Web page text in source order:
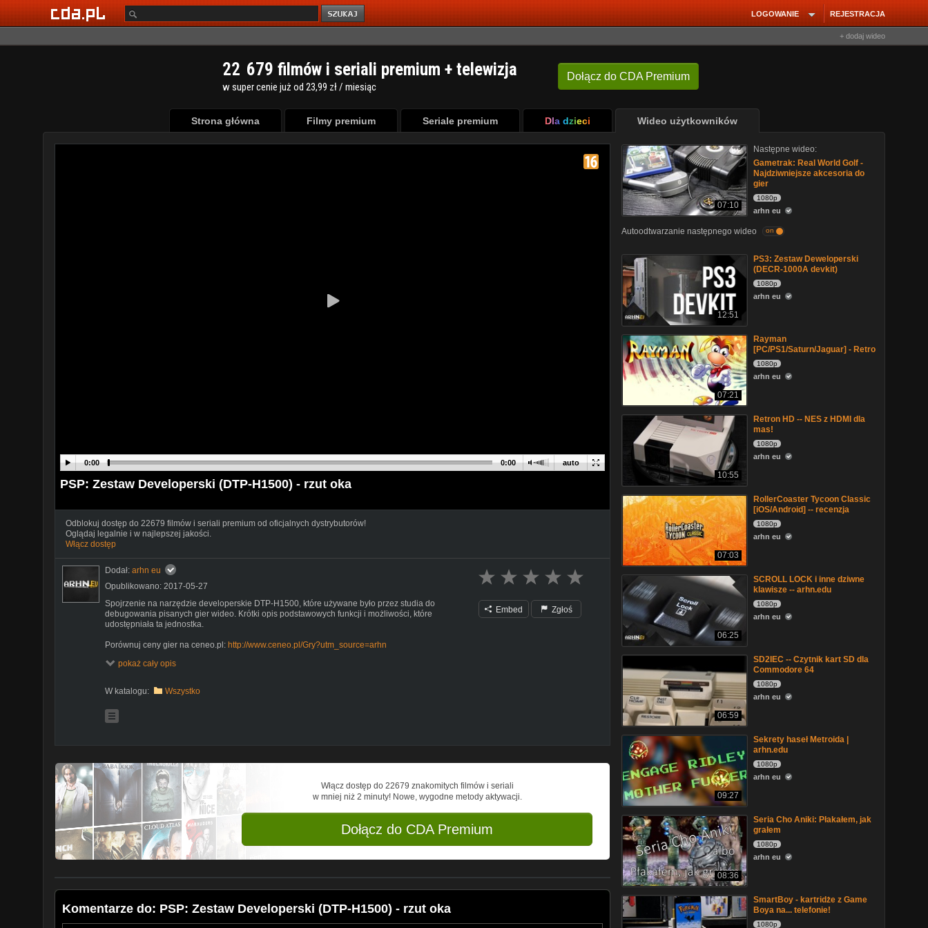
REJESTRACJA
LOGOWANIE
+ dodaj wideo
Dołącz do CDA Premium
22 679 filmów i seriali premium + telewizja
w super cenie już od 23,99 zł / miesiąc
Strona główna Filmy premium Seriale premium Dla dzieci Wideo użytkowników
auto
0:00 0:00
PSP: Zestaw Developerski (DTP-H1500) - rzut oka
Odblokuj dostęp do 22679 filmów i seriali premium od oficjalnych dystrybutorów!
Oglądaj legalnie i w najlepszej jakości.
Włącz dostęp
Dodał: arhn eu
Opublikowano: 2017-05-27
Spojrzenie na narzędzie developerskie DTP-H1500, które używane było przez studia do
debugowania pisanych gier wideo. Krótki opis podstawowych funkcji i możliwości, które
udostępniała ta jednostka.
Porównuj ceny gier na ceneo.pl: http://www.ceneo.pl/Gry?utm_source=arhn
Wspomóż nasz rozwój:
---
Po więcej recenzji, wywiadów i rozpakowań zapraszamy na
Odwiedź również nasze nowe forum pod
pokaż cały opis
W katalogu: Wszystko
Embed Zgłoś
Włącz dostęp do 22679 znakomitych filmów i seriali
w mniej niż 2 minuty! Nowe, wygodne metody aktywacji.
Dołącz do CDA Premium
Komentarze do: PSP: Zestaw Developerski (DTP-H1500) - rzut oka
07:10
Następne wideo:
Gametrak: Real World Golf -
Najdziwniejsze akcesoria do
gier
1080p
arhn eu
Autoodtwarzanie następnego wideo on
12:51
PS3: Zestaw Deweloperski
(DECR-1000A devkit)
1080p
arhn eu
07:21
Rayman
[PC/PS1/Saturn/Jaguar] - Retro
1080p
arhn eu
10:55
Retron HD -- NES z HDMI dla
mas!
1080p
arhn eu
07:03
RollerCoaster Tycoon Classic
[iOS/Android] -- recenzja
1080p
arhn eu
06:25
SCROLL LOCK i inne dziwne
klawisze -- arhn.edu
1080p
arhn eu
06:59
SD2IEC -- Czytnik kart SD dla
Commodore 64
1080p
arhn eu
09:27
Sekrety haseł Metroida |
arhn.edu
1080p
arhn eu
08:36
Seria Cho Aniki: Płakałem, jak
grałem
1080p
arhn eu
SmartBoy - kartridże z Game
Boya na... telefonie!
1080p